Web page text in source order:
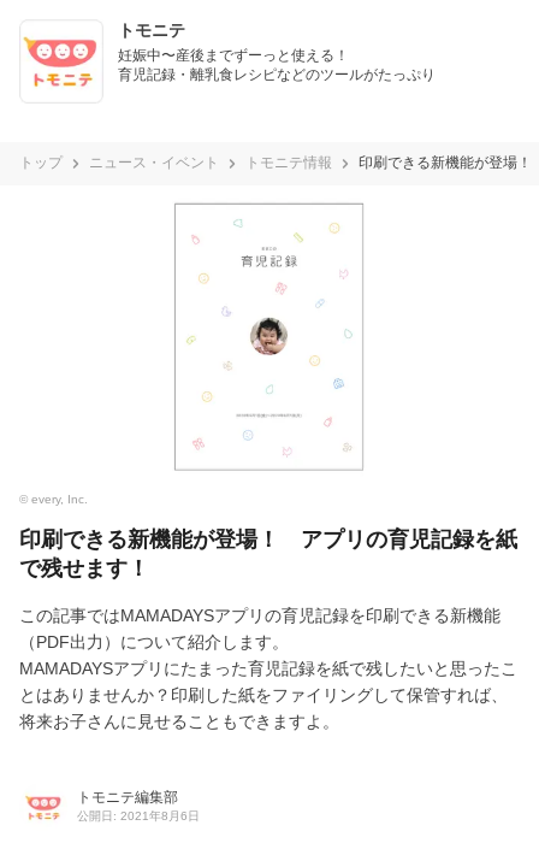
トモニテ
妊娠中〜産後までずーっと使える！
育児記録・離乳食レシピなどのツールがたっぷり
トップ ニュース・イベント トモニテ情報 印刷できる新機能が登場
© every, Inc.
印刷できる新機能が登場！ アプリの育児記録を紙
で残せます！
この記事ではMAMADAYSアプリの育児記録を印刷できる新機能
（PDF出力）について紹介します。
MAMADAYSアプリにたまった育児記録を紙で残したいと思ったこ
とはありませんか？印刷した紙をファイリングして保管すれば、
将来お子さんに見せることもできますよ。
トモニテ編集部
公開日: 2021年8月6日